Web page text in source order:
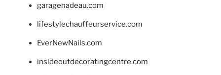
garagenadeau.com
lifestylechauffeurservice.com
EverNewNails.com
insideoutdecoratingcentre.com